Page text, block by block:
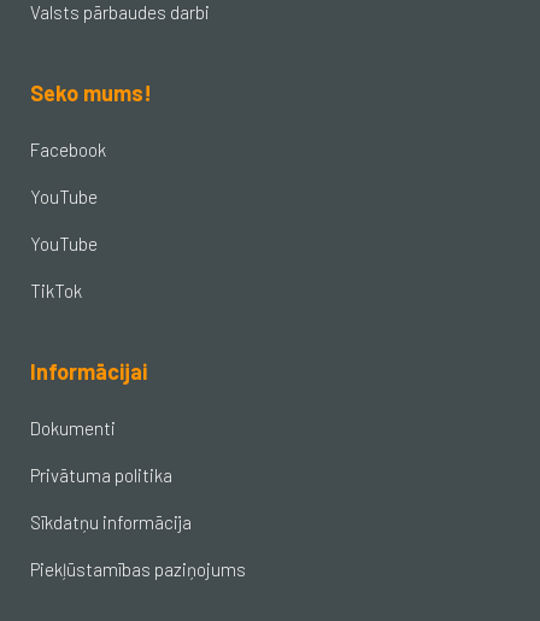
Valsts pārbaudes darbi
Seko mums!
Facebook
YouTube
YouTube
TikTok
Informācijai
Dokumenti
Privātuma politika
Sīkdatņu informācija
Piekļūstamības paziņojums